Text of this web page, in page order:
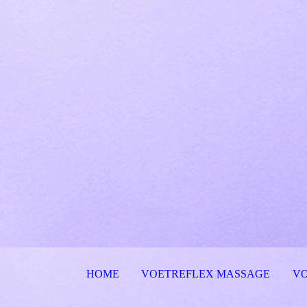
HOME VOETREFLEX MASSAGE